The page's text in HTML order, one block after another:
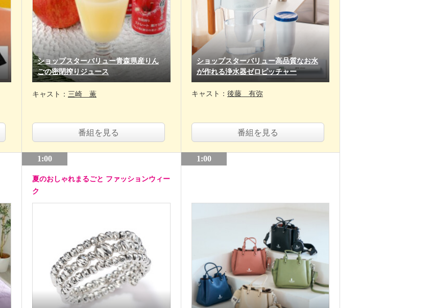
ショップスターバリュー青森県産りん
ごの密閉搾りジュース
キャスト： 三崎 薫
番組を見る
1:00
夏のおしゃれまるごと ファッションウィー
ク
ショップスターバリュー高品質なお水
が作れる浄水器ゼロピッチャー
キャスト： 後藤 有弥
番組を見る
1:00